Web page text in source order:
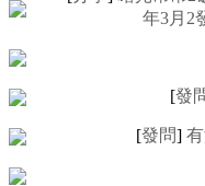
年3月2
[發
[發問]